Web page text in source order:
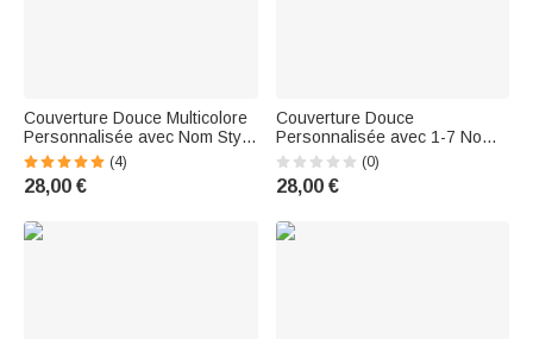
Couverture Douce Multicolore
Personnalisée avec Nom Style
Mantte de Jeu Cadeau
Anniversaire pour Enfants
Amateurs de Jeux Vidéo
(4)
28,00 €
Couverture Douce
Personnalisée avec 1-7 Noms
d'Enfants Ours Papa et Bébé
Cadeau de Fête des Pères
pour Papa
(0)
28,00 €